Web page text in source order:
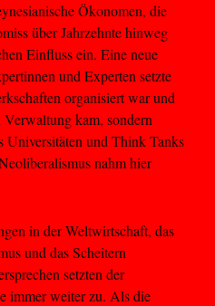
Ökonomen, die
über Jahrzehnte hinweg
Einfluss ein. Eine neue
und Experten setzte
organisiert war und
Verwaltung kam, sondern
Universitäten und Think Tanks
nahm hier
in der Weltwirtschaft, das
und das Scheitern
setzten der
immer weiter zu. Als die